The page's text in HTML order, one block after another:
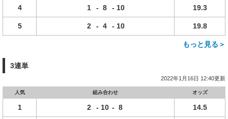
4 1 - 8 - 10 19.3
5 2 - 4 - 10 19.8
もっと見る＞
3連単
2022年1月16日 12:40更新
人気 組み合わせ オッズ
1 2 - 10 - 8 14.5